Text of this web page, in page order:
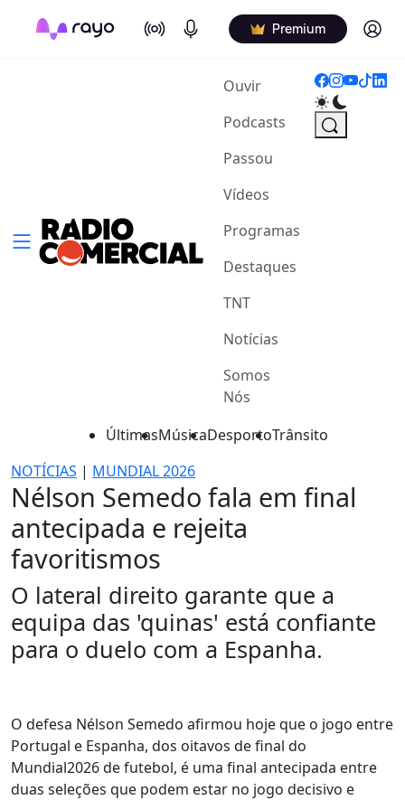
On Air Podcasts Premium Log in
Ouvir(current)
Podcasts
Passou
Vídeos
Programas
Destaques
TNT
Notícias
Somos
Nós
ÚltimasMúsicaDesportoTrânsito
NOTÍCIAS | MUNDIAL 2026
Nélson Semedo fala em final
antecipada e rejeita
favoritismos
O lateral direito garante que a
equipa das 'quinas' está confiante
para o duelo com a Espanha.
O defesa Nélson Semedo afirmou hoje que o jogo entre
Portugal e Espanha, dos oitavos de final do
Mundial2026 de futebol, é uma final antecipada entre
duas seleções que podem estar no jogo decisivo e